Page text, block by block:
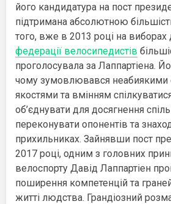
його кандидатура на пост
підтримана абсолютною
того, вже в 2013 році на виборах
федерації велосипедистів
проголосувала за Лаппартіена.
чому зумовлювався неабиякими
якостями та вмінням
об’єднувати для досягнення
переконувати опонентів та
прихильниках. Зайнявши пост
2017 році, одним з головних
велоспорту Давід Лаппартіен
поширення компетенцій та
житті людства. Грандіозний